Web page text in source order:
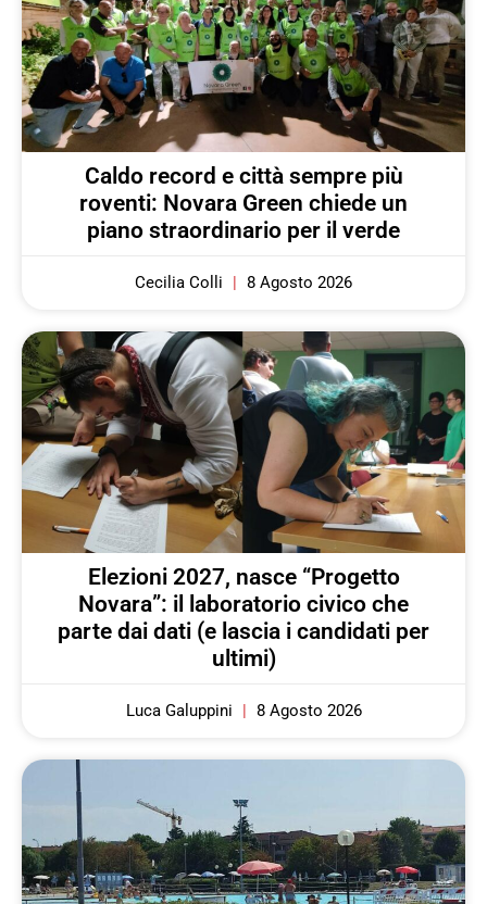
Caldo record e città sempre più
roventi: Novara Green chiede un
piano straordinario per il verde
Cecilia Colli 8 Agosto 2026
Elezioni 2027, nasce “Progetto
Novara”: il laboratorio civico che
parte dai dati (e lascia i candidati per
ultimi)
Luca Galuppini 8 Agosto 2026